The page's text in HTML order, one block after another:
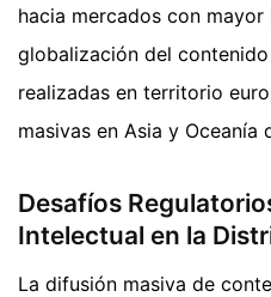
hacia mercados con
globalización del
realizadas en territorio
masivas en Asia y Oceanía
Desafíos
Intelectual en la
La difusión masiva de